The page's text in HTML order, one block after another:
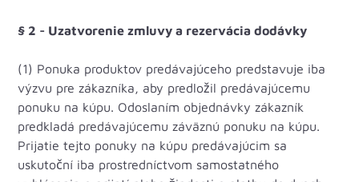
§ 2 - Uzatvorenie zmluvy a rezervácia dodávky
(1) Ponuka produktov predávajúceho predstavuje iba
výzvu pre zákazníka, aby predložil predávajúcemu
ponuku na kúpu. Odoslaním objednávky zákazník
predkladá predávajúcemu záväznú ponuku na kúpu.
Prijatie tejto ponuky na kúpu predávajúcim sa
uskutoční iba prostredníctvom samostatného